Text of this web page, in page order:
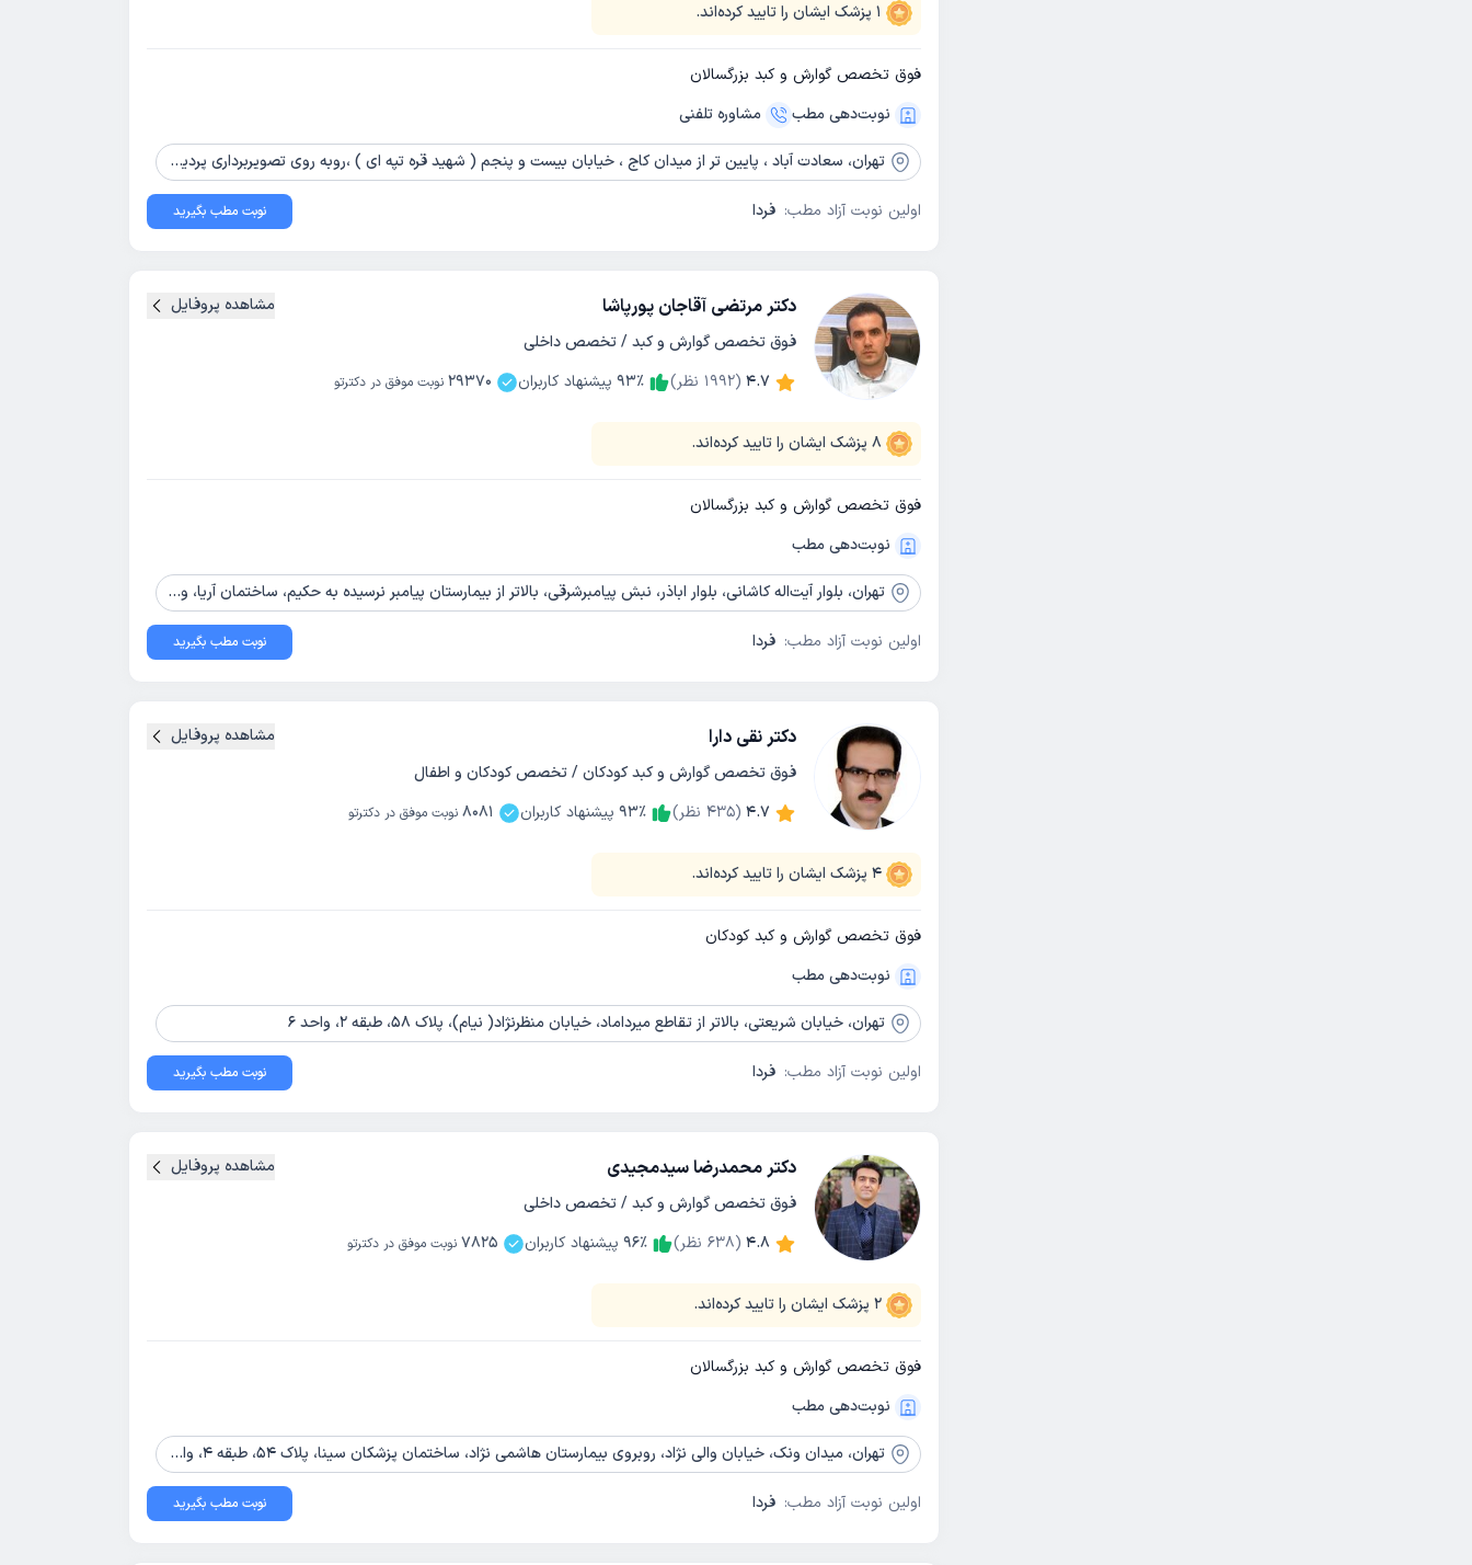
1 پزشک ایشان را تایید کرده‌اند.
فوق تخصص گوارش و کبد بزرگسالان
نوبت‌دهی مطب
مشاوره‌ تلفنی
تهران، سعادت آباد ، پایین تر از میدان کاج ، خیابان بیست و پنجم ( شهید قره تپه ای ) ،روبه روی تصویربرداری پردیس نور ، ساختمان سینا ، پلاک 6 ، طبقه 4 ، واحد 15
اولین نوبت آزاد مطب: فردا نوبت مطب بگیرید
دکتر مرتضی آقاجان پورپاشا
فوق تخصص گوارش و کبد / تخصص داخلی
4.7
(
1992 نظر) 93٪ پیشنهاد کاربران 29370 نوبت موفق در دکترتو
8 پزشک ایشان را تایید کرده‌اند.
مشاهده پروفایل
فوق تخصص گوارش و کبد بزرگسالان
نوبت‌دهی مطب
تهران، بلوار آیت‌اله کاشانی، بلوار اباذر، نبش پیامبرشرقی، بالاتر از بیمارستان پیامبر نرسیده به حکیم، ساختمان آریا، واحد 501
اولین نوبت آزاد مطب: فردا نوبت مطب بگیرید
دکتر نقی دارا
فوق تخصص گوارش و کبد کودکان / تخصص کودکان و اطفال
4.7
(
435 نظر) 93٪ پیشنهاد کاربران 8081 نوبت موفق در دکترتو
4 پزشک ایشان را تایید کرده‌اند.
مشاهده پروفایل
فوق تخصص گوارش و کبد کودکان
نوبت‌دهی مطب
تهران، خیابان شریعتی، بالاتر از تقاطع میرداماد، خیابان منظرنژاد( نیام)، پلاک 58، طبقه 2، واحد 6
اولین نوبت آزاد مطب: فردا نوبت مطب بگیرید
دکتر محمدرضا سیدمجیدی
فوق تخصص گوارش و کبد / تخصص داخلی
4.8
(
638 نظر) 96٪ پیشنهاد کاربران 7825 نوبت موفق در دکترتو
2 پزشک ایشان را تایید کرده‌اند.
مشاهده پروفایل
فوق تخصص گوارش و کبد بزرگسالان
نوبت‌دهی مطب
تهران، میدان ونک، خیابان والی نژاد، روبروی بیمارستان هاشمی نژاد، ساختمان پزشکان سینا، پلاک 54، طبقه 4، واحد 402
اولین نوبت آزاد مطب: فردا نوبت مطب بگیرید